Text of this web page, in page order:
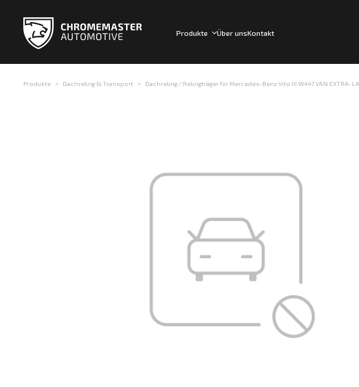
Produkte Über unsKontakt
Produkte Dachreling & Transport Dachreling / Relingträger für Mercedes-Benz Vito III W447 VAN EXTRA-